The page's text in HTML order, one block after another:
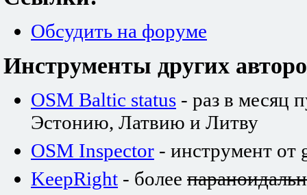
Обсудить на форуме
Инструменты других
OSM Baltic status - раз в месяц
Эстонию, Латвию и Литву
OSM Inspector - инструмент от
KeepRight - более